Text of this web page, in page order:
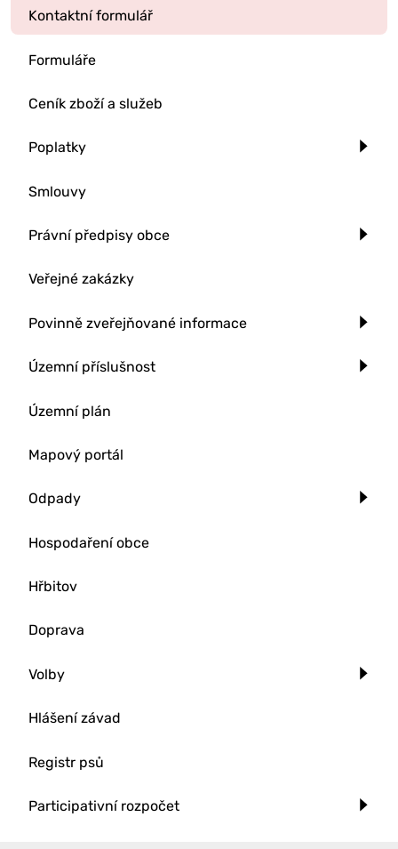
Kontaktní formulář
Formuláře
Ceník zboží a služeb
Poplatky
Smlouvy
Právní předpisy obce
Veřejné zakázky
Povinně zveřejňované informace
Územní příslušnost
Územní plán
Mapový portál
Odpady
Hospodaření obce
Hřbitov
Doprava
Volby
Hlášení závad
Registr psů
Participativní rozpočet